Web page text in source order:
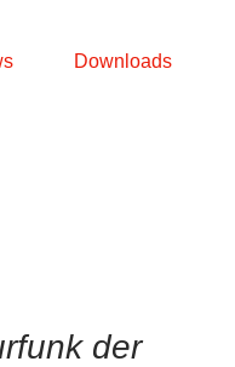
Downloads
der